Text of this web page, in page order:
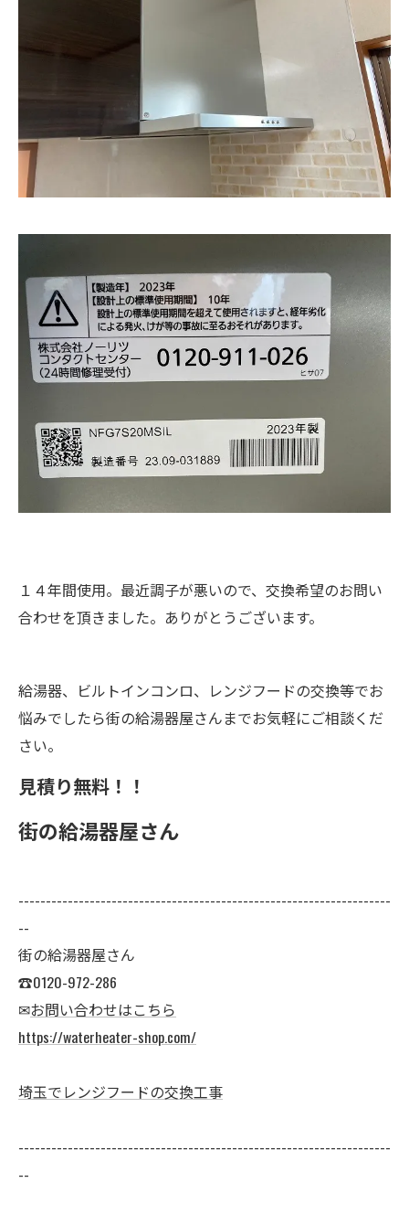
１４年間使用。最近調子が悪いので、交換希望のお問い
合わせを頂きました。ありがとうございます。
給湯器、ビルトインコンロ、レンジフードの交換等でお
悩みでしたら街の給湯器屋さんまでお気軽にご相談くだ
さい。
見積り無料！！
街の給湯器屋さん
--------------------------------------------------------------------
--
街の給湯器屋さん
☎0120-972-286
✉お問い合わせはこちら
https://waterheater-shop.com/
埼玉でレンジフードの交換工事
--------------------------------------------------------------------
--